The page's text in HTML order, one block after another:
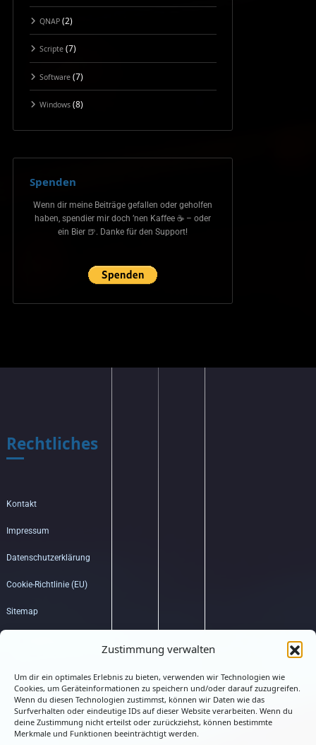
Zustimmung verwalten
Um dir ein optimales Erlebnis zu bieten, verwenden wir Technologien wie
Cookies, um Geräteinformationen zu speichern und/oder darauf zuzugreifen.
Wenn du diesen Technologien zustimmst, können wir Daten wie das
Surfverhalten oder eindeutige IDs auf dieser Website verarbeiten. Wenn du
deine Zustimmung nicht erteilst oder zurückziehst, können bestimmte
Merkmale und Funktionen beeinträchtigt werden.
QNAP(2)
Scripte(7)
Software(7)
Windows(8)
Spenden
Wenn dir meine Beiträge gefallen oder geholfen
haben, spendier mir doch ’nen Kaffee ☕ – oder
ein Bier 🍺. Danke für den Support!
Rechtliches
Kontakt
Impressum
Datenschutzerklärung
Cookie-Richtlinie (EU)
Sitemap
Hub